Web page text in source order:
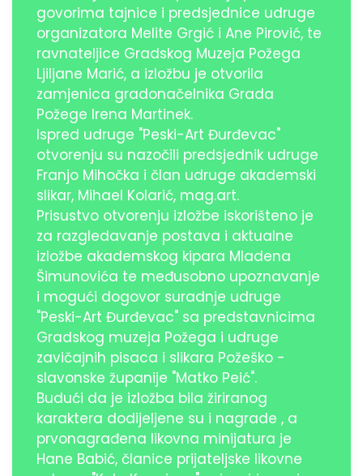
govorima tajnice i predsjednice udruge
organizatora Melite Grgić i Ane Pirović, te
ravnateljice Gradskog Muzeja Požega
Ljiljane Marić, a izložbu je otvorila
zamjenica gradonačelnika Grada
Požege Irena Martinek.
Ispred udruge "Peski-Art Đurđevac"
otvorenju su nazočili predsjednik udruge
Franjo Mihočka i član udruge akademski
slikar, Mihael Kolarić, mag.art.
Prisustvo otvorenju izložbe iskorišteno je
za razgledavanje postava i aktualne
izložbe akademskog kipara Mladena
Šimunovića te međusobno upoznavanje
i mogući dogovor suradnje udruge
"Peski-Art Đurđevac" sa predstavnicima
Gradskog muzeja Požega i udruge
zavičajnih pisaca i slikara Požeško -
slavonske županije "Matko Peić".
Budući da je izložba bila žiriranog
karaktera dodijeljene su i nagrade , a
prvonagrađena likovna minijatura je
Hane Babić, članice prijateljske likovne